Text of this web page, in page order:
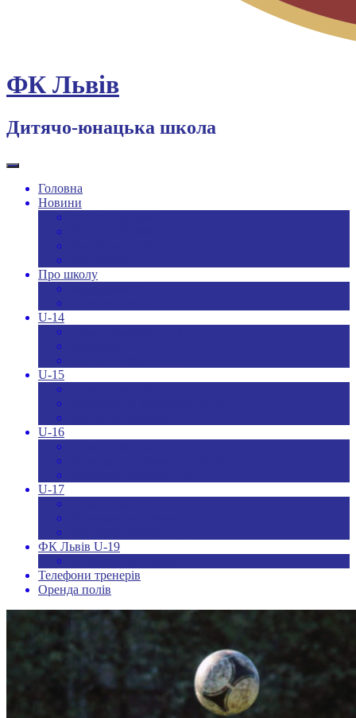
ФК Львів
Дитячо-юнацька школа
Головна
Новини
Про школу
U-14
U-15
U-16
U-17
ФК Львів U-19
Телефони тренерів
Оренда полів